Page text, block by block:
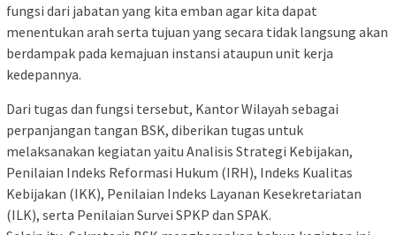
fungsi dari jabatan yang kita emban agar kita dapat
menentukan arah serta tujuan yang secara tidak langsung akan
berdampak pada kemajuan instansi ataupun unit kerja
kedepannya.
Dari tugas dan fungsi tersebut, Kantor Wilayah sebagai
perpanjangan tangan BSK, diberikan tugas untuk
melaksanakan kegiatan yaitu Analisis Strategi Kebijakan,
Penilaian Indeks Reformasi Hukum (IRH), Indeks Kualitas
Kebijakan (IKK), Penilaian Indeks Layanan Kesekretariatan
(ILK), serta Penilaian Survei SPKP dan SPAK.